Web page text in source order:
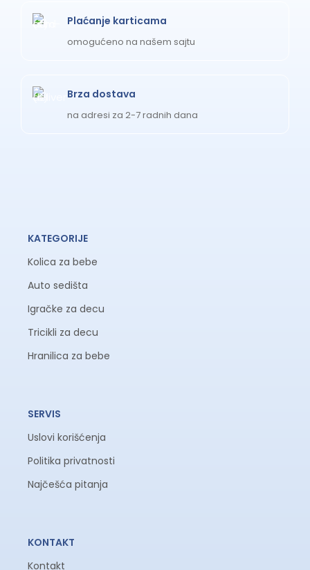
Plaćanje karticama
omogućeno na našem sajtu
Brza dostava
na adresi za 2-7 radnih dana
KATEGORIJE
Kolica za bebe
Auto sedišta
Igračke za decu
Tricikli za decu
Hranilica za bebe
SERVIS
Uslovi korišćenja
Politika privatnosti
Najčešća pitanja
KONTAKT
Kontakt